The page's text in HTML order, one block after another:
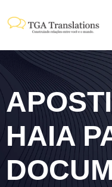
HAIA